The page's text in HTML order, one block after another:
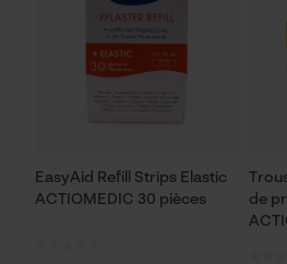
EasyAid Refill Strips Elastic
ACTIOMEDIC 30 pièces
de